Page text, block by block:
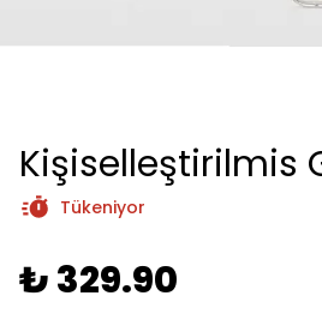
Kişiselleştirilmis
Tükeniyor
₺ 329.90